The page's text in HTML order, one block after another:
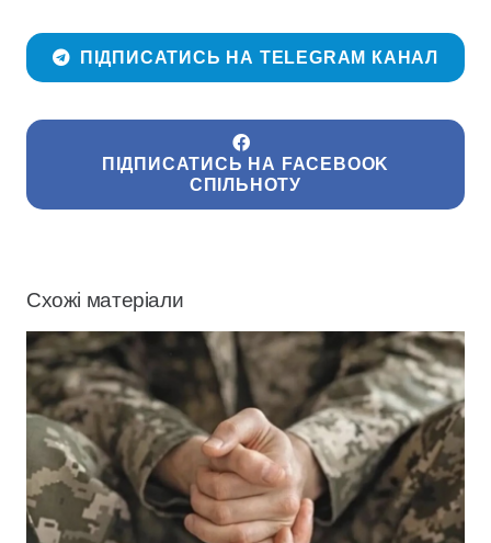
ПІДПИСАТИСЬ НА TELEGRAM КАНАЛ
ПІДПИСАТИСЬ НА FACEBOOK
СПІЛЬНОТУ
Схожі матеріали